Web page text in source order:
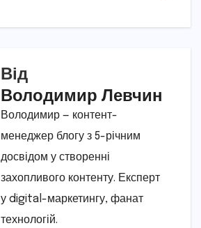
Від
Володимир Левчин
Володимир — контент-
менеджер блогу з 5-річним
досвідом у створенні
захопливого контенту. Експерт
у digital-маркетингу, фанат
технологій.